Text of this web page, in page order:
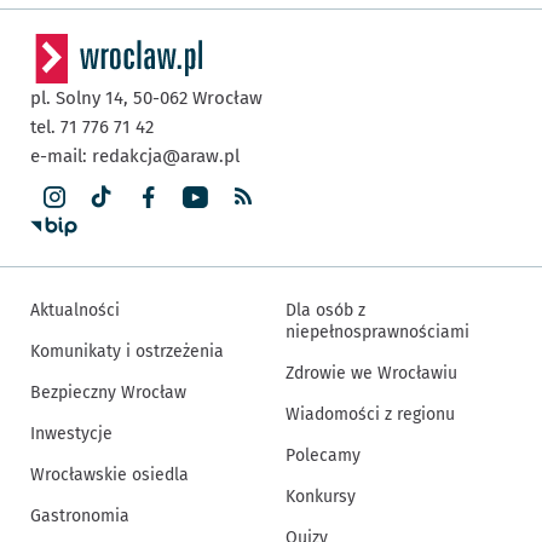
pl. Solny 14, 50-062 Wrocław
tel. 71 776 71 42
e-mail: redakcja@araw.pl
Aktualności
Komunikaty i ostrzeżenia
Bezpieczny Wrocław
Inwestycje
Wrocławskie osiedla
Gastronomia
Dla osób z
niepełnosprawnościami
Zdrowie we Wrocławiu
Wiadomości z regionu
Polecamy
Konkursy
Quizy